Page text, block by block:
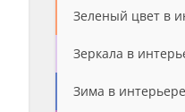
Зеленый цвет в
Зеркала в
Зима в интерьере